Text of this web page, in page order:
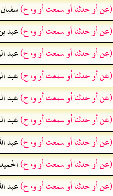
(عن أو حدثنا أو سمعت أو و، ح)
(عن أو حدثنا أو سمعت أو و، ح)عبد
(عن أو حدثنا أو سمعت أو و، ح)عبد
(عن أو حدثنا أو سمعت أو و، ح)عبد
(عن أو حدثنا أو سمعت أو و، ح)عبد
(عن أو حدثنا أو سمعت أو و، ح)عبد
(عن أو حدثنا أو سمعت أو و، ح)عبد
(عن أو حدثنا أو سمعت أو و، ح)
(عن أو حدثنا أو سمعت أو و، ح)عبد